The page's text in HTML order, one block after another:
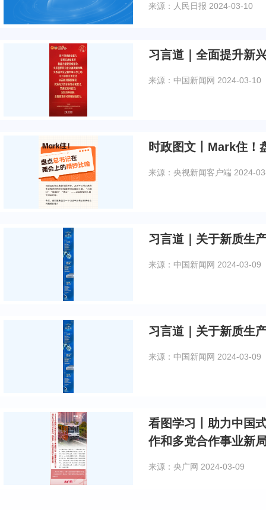
来源：人民日报 2024-03-10
习言道｜全面提升新
来源：中国新闻网 2024-03-10
时政图文丨Mark住！
来源：央视新闻客户端 2024-
习言道｜关于新质生
来源：中国新闻网 2024-03-09
习言道｜关于新质生
来源：中国新闻网 2024-03-09
看图学习丨助力中国
作和多党合作事业新
来源：央广网 2024-03-09